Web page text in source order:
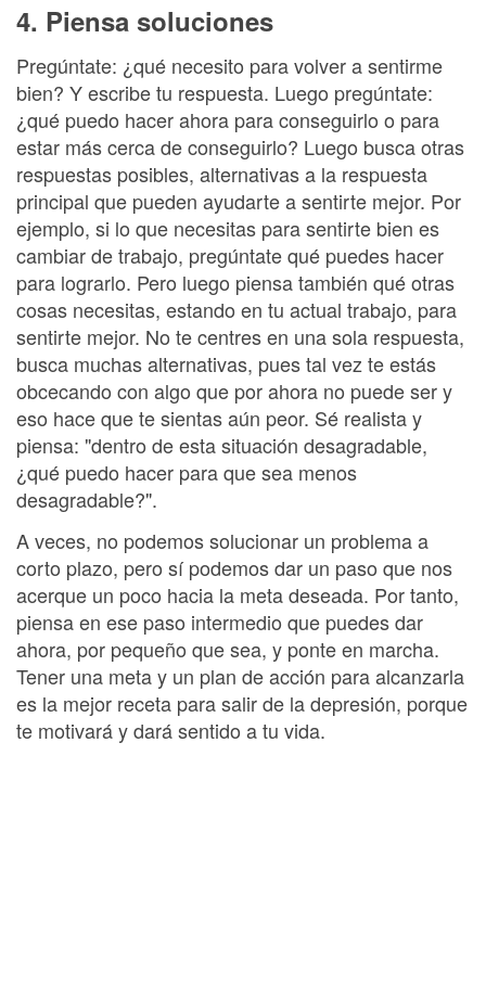
4. Piensa soluciones
Pregúntate: ¿qué necesito para volver a sentirme
bien? Y escribe tu respuesta. Luego pregúntate:
¿qué puedo hacer ahora para conseguirlo o para
estar más cerca de conseguirlo? Luego busca otras
respuestas posibles, alternativas a la respuesta
principal que pueden ayudarte a sentirte mejor. Por
ejemplo, si lo que necesitas para sentirte bien es
cambiar de trabajo, pregúntate qué puedes hacer
para lograrlo. Pero luego piensa también qué otras
cosas necesitas, estando en tu actual trabajo, para
sentirte mejor. No te centres en una sola respuesta,
busca muchas alternativas, pues tal vez te estás
obcecando con algo que por ahora no puede ser y
eso hace que te sientas aún peor. Sé realista y
piensa: "dentro de esta situación desagradable,
¿qué puedo hacer para que sea menos
desagradable?".
A veces, no podemos solucionar un problema a
corto plazo, pero sí podemos dar un paso que nos
acerque un poco hacia la meta deseada. Por tanto,
piensa en ese paso intermedio que puedes dar
ahora, por pequeño que sea, y ponte en marcha.
Tener una meta y un plan de acción para alcanzarla
es la mejor receta para salir de la depresión, porque
te motivará y dará sentido a tu vida.